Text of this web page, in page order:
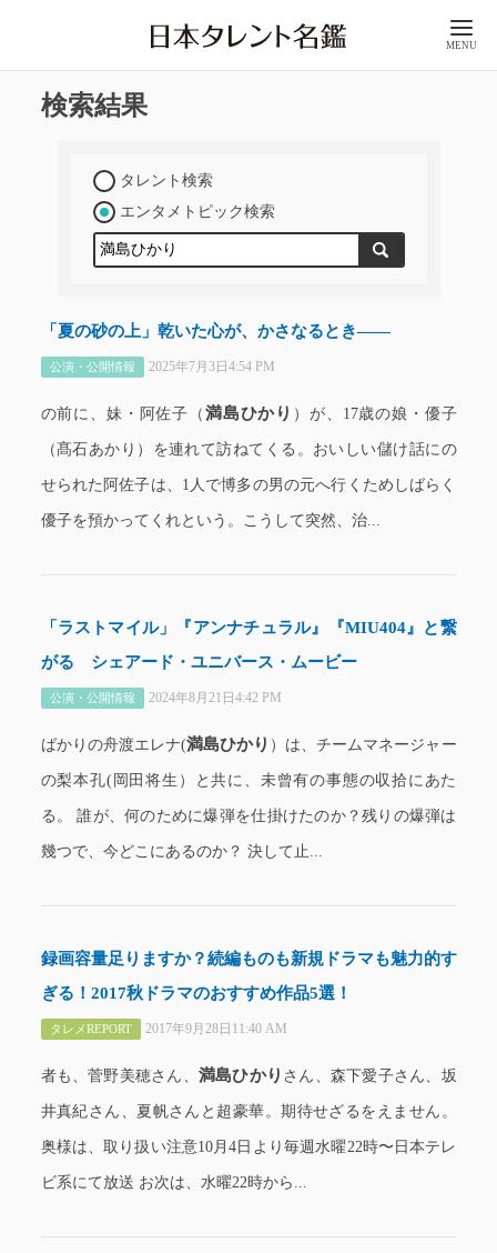
MENU
検索結果
タレント検索
エンタメトピック検索
「夏の砂の上」乾いた心が、かさなるとき――
公演・公開情報 2025年7月3日4:54 PM
の前に、妹・阿佐子（ 満島ひかり ）が、17歳の娘・優子
（髙石あかり）を連れて訪ねてくる。おいしい儲け話にの
せられた阿佐子は、1人で博多の男の元へ行くためしばらく
優子を預かってくれという。こうして突然、治...
「ラストマイル」『アンナチュラル』『MIU404』と繋
がる シェアード・ユニバース・ムービー
公演・公開情報 2024年8月21日4:42 PM
ばかりの舟渡エレナ(満島ひかり ）は、チームマネージャー
の梨本孔(岡田将生）と共に、未曾有の事態の収拾にあた
る。 誰が、何のために爆弾を仕掛けたのか？残りの爆弾は
幾つで、今どこにあるのか？ 決して止...
録画容量足りますか？続編ものも新規ドラマも魅力的す
ぎる！2017秋ドラマのおすすめ作品5選！
タレメREPORT 2017年9月28日11:40 AM
者も、菅野美穂さん、 満島ひかり さん、森下愛子さん、坂
井真紀さん、夏帆さんと超豪華。期待せざるをえません。
奥様は、取り扱い注意10月4日より毎週水曜22時〜日本テレ
ビ系にて放送 お次は、水曜22時から...